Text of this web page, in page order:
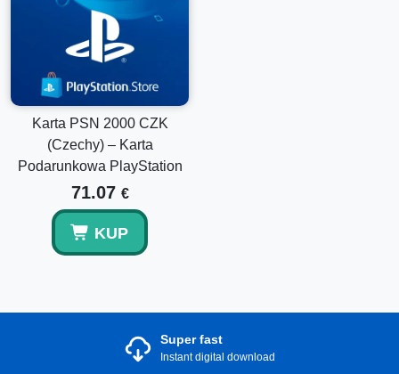
Karta PSN 2000 CZK
(Czechy) – Karta
Podarunkowa PlayStation
71.07 €
KUP
Super fast
Instant digital download